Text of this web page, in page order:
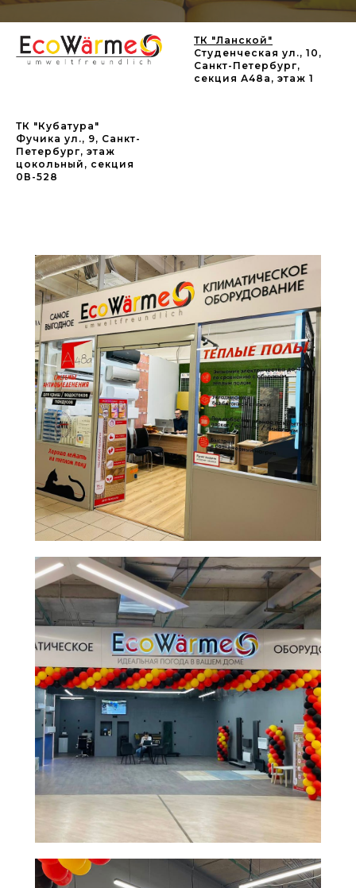
ТК "Ланской"
Студенческая ул., 10,
Санкт-Петербург,
секция А48а, этаж 1
ТК "Кубатура"
Фучика ул., 9, Санкт-
Петербург, этаж
цокольный, секция
0В-528